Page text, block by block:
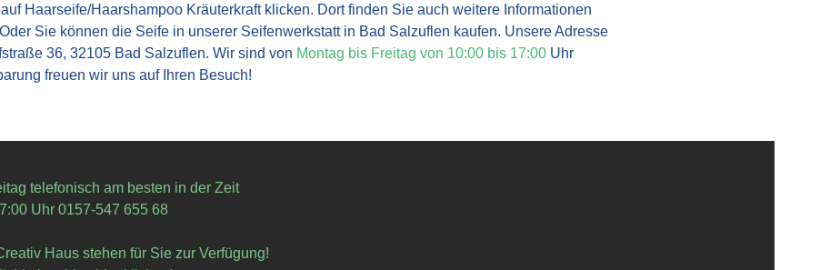
Haarseife/Haarshampoo Kräuterkraft klicken. Dort finden Sie auch weitere Informationen
Oder Sie können die Seife in unserer Seifenwerkstatt in Bad Salzuflen kaufen. Unsere Adresse
36, 32105 Bad Salzuflen. Wir sind von Montag bis Freitag von 10:00 bis 17:00 Uhr
freuen wir uns auf Ihren Besuch!
telefonisch am besten in der Zeit
Uhr 0157-547 655 68
Haus stehen für Sie zur Verfügung!